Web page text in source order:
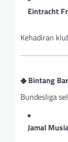
Eintracht
Kehadiran
◆ Bintang
Bundesliga
Jamal